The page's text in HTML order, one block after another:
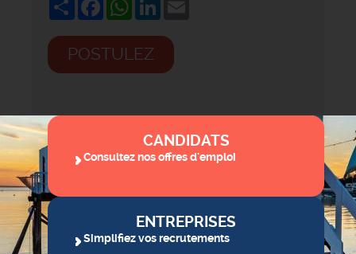
POSTULEZ
CANDIDATS
Consultez nos offres d'emploi
ENTREPRISES
Simplifiez vos recrutements